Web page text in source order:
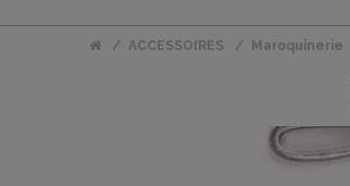
ACCESSOIRES Maroquinerie